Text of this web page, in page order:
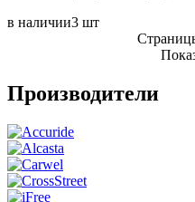
в наличии3 шт
Производители